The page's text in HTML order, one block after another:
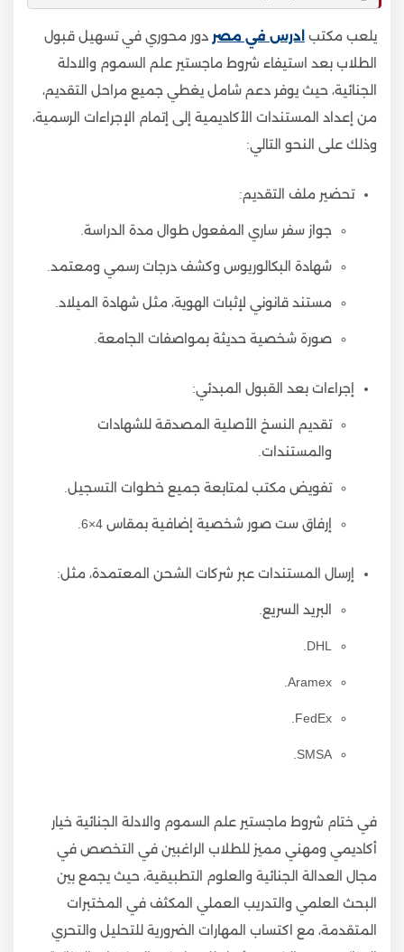
يلعب مكتب ادرس في مصر دور محوري في تسهيل قبول
الطلاب بعد استيفاء شروط ماجستير علم السموم والادلة
الجنائية، حيث يوفر دعم شامل يغطي جميع مراحل التقديم،
من إعداد المستندات الأكاديمية إلى إتمام الإجراءات الرسمية،
وذلك على النحو التالي:
تحضير ملف التقديم:
جواز سفر ساري المفعول طوال مدة الدراسة.
شهادة البكالوريوس وكشف درجات رسمي ومعتمد.
مستند قانوني لإثبات الهوية، مثل شهادة الميلاد.
صورة شخصية حديثة بمواصفات الجامعة.
إجراءات بعد القبول المبدئي:
تقديم النسخ الأصلية المصدقة للشهادات
والمستندات.
تفويض مكتب لمتابعة جميع خطوات التسجيل.
إرفاق ست صور شخصية إضافية بمقاس 4×6.
إرسال المستندات عبر شركات الشحن المعتمدة، مثل:
البريد السريع.
DHL.
Aramex.
FedEx.
SMSA.
في ختام شروط ماجستير علم السموم والادلة الجنائية خيار
أكاديمي ومهني مميز للطلاب الراغبين في التخصص في
مجال العدالة الجنائية والعلوم التطبيقية، حيث يجمع بين
البحث العلمي والتدريب العملي المكثف في المختبرات
المتقدمة، مع اكتساب المهارات الضرورية للتحليل والتحري